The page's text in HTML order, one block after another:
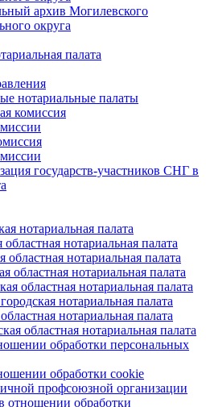
архив Могилевского
округа
палата
нотариальные палаты
комиссия
государств-участников СНГ в
нотариальная палата
областная нотариальная палата
областная нотариальная палата
областная нотариальная палата
областная нотариальная палата
нотариальная палата
нотариальная палата
областная нотариальная палата
обработки персональных
обработки cookie
профсоюзной организации
отношении обработки